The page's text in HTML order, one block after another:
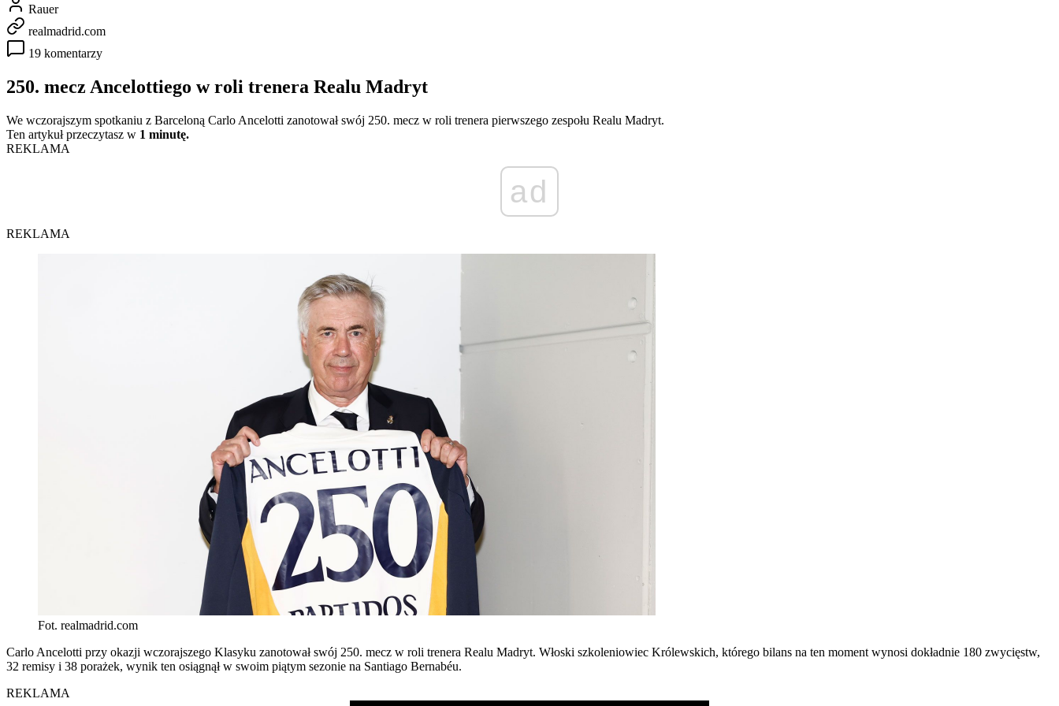
Rauer
realmadrid.com
19 komentarzy
250. mecz Ancelottiego w roli trenera Realu Madryt
We wczorajszym spotkaniu z Barceloną Carlo Ancelotti zanotował swój 250. mecz w roli trenera pierwszego zespołu Realu Madryt.
Ten artykuł przeczytasz w 1 minutę.
REKLAMA
ad
REKLAMA
Fot. realmadrid.com
Carlo Ancelotti przy okazji wczorajszego Klasyku zanotował swój 250. mecz w roli trenera Realu Madryt. Włoski szkoleniowiec Królewskich, którego bilans na ten moment wynosi dokładnie 180 zwycięstw,
32 remisy i 38 porażek, wynik ten osiągnął w swoim piątym sezonie na Santiago Bernabéu.
REKLAMA